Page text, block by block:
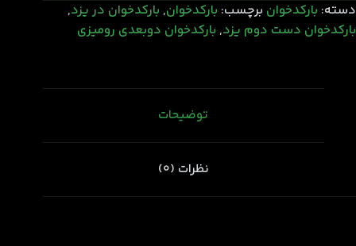
دسته: بارکدخوان برچسب: بارکدخوان, بارکدخوان در یزد,
بارکدخوان دست دوم یزد, بارکدخوان دوبعدی رومیزی
توضیحات
نظرات (0)